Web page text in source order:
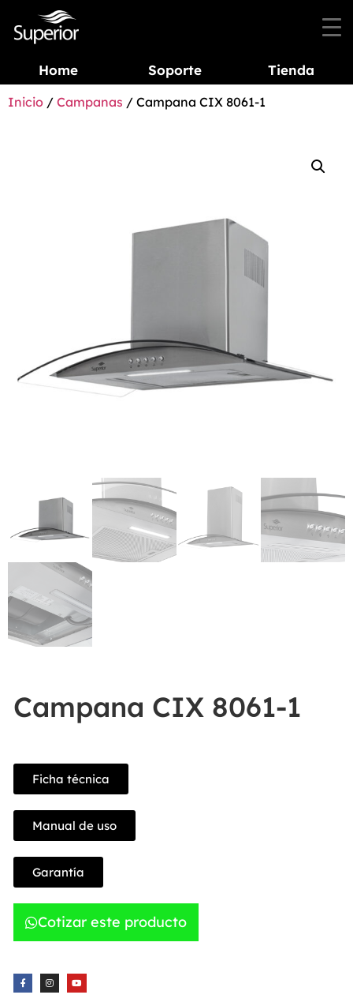
Home Soporte Tienda
Inicio / Campanas / Campana CIX 8061-1
Campana CIX 8061-1
Ficha técnica
Manual de uso
Garantía
Cotizar este producto